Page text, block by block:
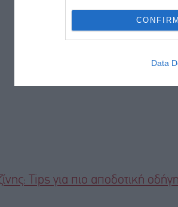
CONFIRM
Data
Tips για πιο αποδοτική